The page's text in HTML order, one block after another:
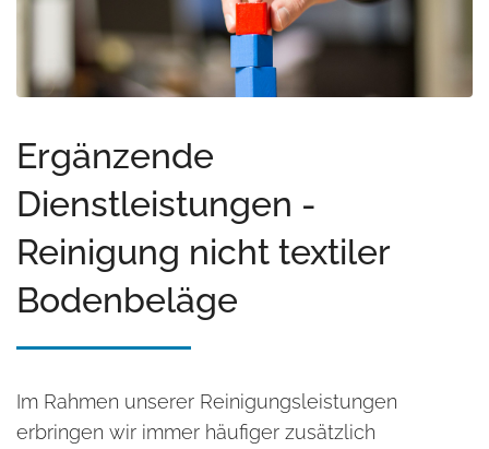
Ergänzende
Dienstleistungen -
Reinigung nicht textiler
Bodenbeläge
Im Rahmen unserer Reinigungsleistungen
erbringen wir immer häufiger zusätzlich